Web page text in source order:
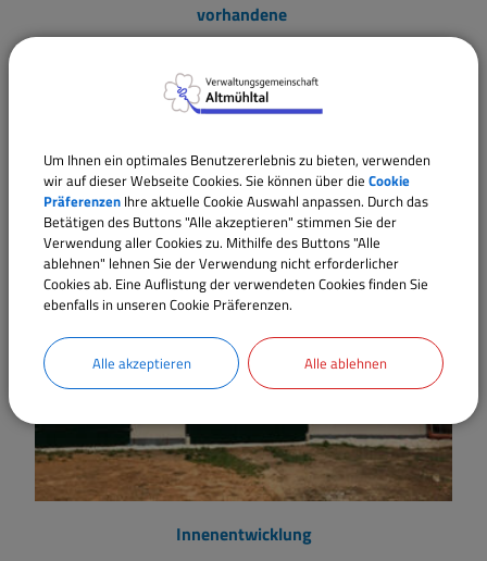
vorhandene
Bebauungspläne
Innenentwicklung
Um Ihnen ein optimales Benutzererlebnis zu bieten, verwenden
wir auf dieser Webseite Cookies. Sie können über die Cookie
Präferenzen Ihre aktuelle Cookie Auswahl anpassen. Durch das
Betätigen des Buttons "Alle akzeptieren" stimmen Sie der
Verwendung aller Cookies zu. Mithilfe des Buttons "Alle
ablehnen" lehnen Sie der Verwendung nicht erforderlicher
Cookies ab. Eine Auflistung der verwendeten Cookies finden Sie
ebenfalls in unseren Cookie Präferenzen.
Alle akzeptieren Alle ablehnen